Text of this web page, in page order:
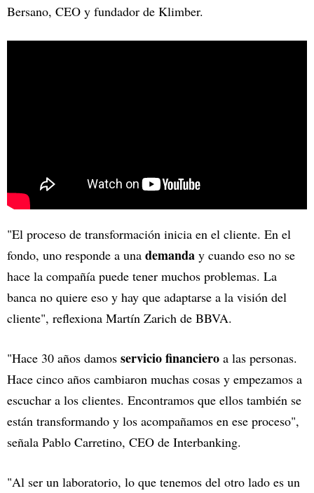
Bersano, CEO y fundador de Klimber.
"El proceso de transformación inicia en el cliente. En el
fondo, uno responde a una demanda y cuando eso no se
hace la compañía puede tener muchos problemas. La
banca no quiere eso y hay que adaptarse a la visión del
cliente", reflexiona Martín Zarich de BBVA.
"Hace 30 años damos servicio financiero a las personas.
Hace cinco años cambiaron muchas cosas y empezamos a
escuchar a los clientes. Encontramos que ellos también se
están transformando y los acompañamos en ese proceso",
señala Pablo Carretino, CEO de Interbanking.
"Al ser un laboratorio, lo que tenemos del otro lado es un